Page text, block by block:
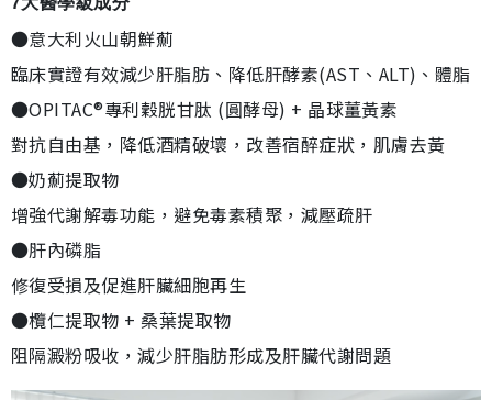
●意大利火山朝鮮薊
臨床實證有效減少肝脂肪、降低肝酵素(AST、ALT)、體脂
●OPITAC®專利穀胱甘肽 (圓酵母) + 晶球薑黃素
對抗自由基，降低酒精破壞，改善宿醉症狀，肌膚去黃
●奶薊提取物
增強代謝解毒功能，避免毒素積聚，減壓疏肝
●肝內磷脂
修復受損及促進肝臟細胞再生
●欖仁提取物 + 桑葉提取物
阻隔澱粉吸收，減少肝脂肪形成及肝臟代謝問題